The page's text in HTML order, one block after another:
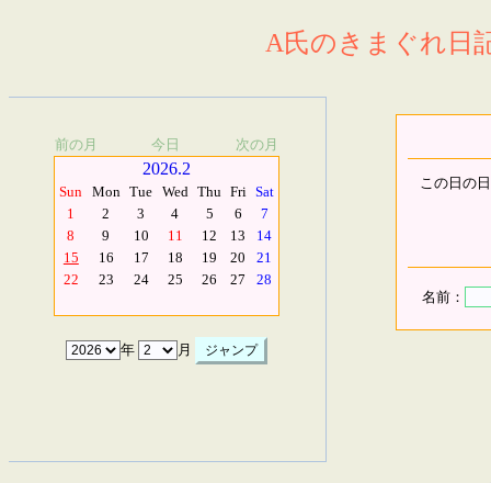
A氏のきまぐれ日
前の月 今日 次の月
2026.2
Sun Mon Tue Wed Thu Fri Sat
1
2 3 4 5 6
7
8
9 10 11 12 13
14
15
16 17 18 19 20
21
22
23 24 25 26 27 28
年 月
この日の
名前：